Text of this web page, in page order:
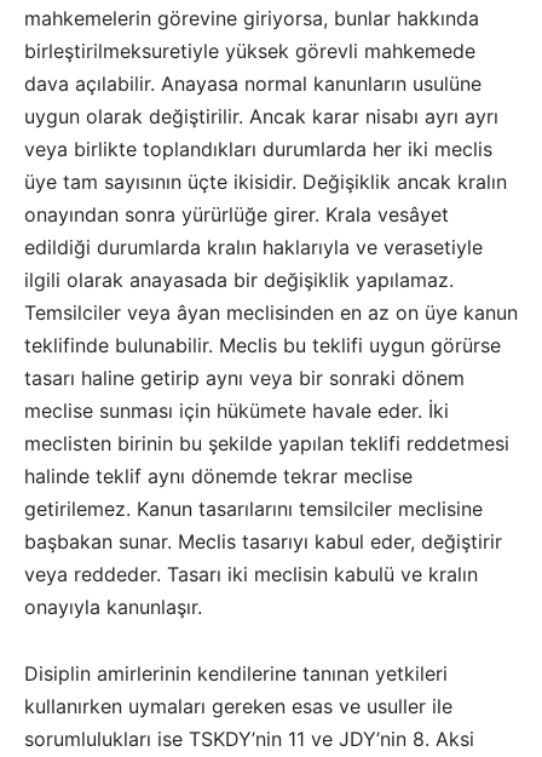
mahkemelerin görevine giriyorsa, bunlar hakkında
birleştirilmeksuretiyle yüksek görevli mahkemede
dava açılabilir. Anayasa normal kanunların usulüne
uygun olarak değiştirilir. Ancak karar nisabı ayrı ayrı
veya birlikte toplandıkları durumlarda her iki meclis
üye tam sayısının üçte ikisidir. Değişiklik ancak kralın
onayından sonra yürürlüğe girer. Krala vesâyet
edildiği durumlarda kralın haklarıyla ve verasetiyle
ilgili olarak anayasada bir değişiklik yapılamaz.
Temsilciler veya âyan meclisinden en az on üye kanun
teklifinde bulunabilir. Meclis bu teklifi uygun görürse
tasarı haline getirip aynı veya bir sonraki dönem
meclise sunması için hükümete havale eder. İki
meclisten birinin bu şekilde yapılan teklifi reddetmesi
halinde teklif aynı dönemde tekrar meclise
getirilemez. Kanun tasarılarını temsilciler meclisine
başbakan sunar. Meclis tasarıyı kabul eder, değiştirir
veya reddeder. Tasarı iki meclisin kabulü ve kralın
onayıyla kanunlaşır.
Disiplin amirlerinin kendilerine tanınan yetkileri
kullanırken uymaları gereken esas ve usuller ile
sorumlulukları ise TSKDY’nin 11 ve JDY’nin 8. Aksi